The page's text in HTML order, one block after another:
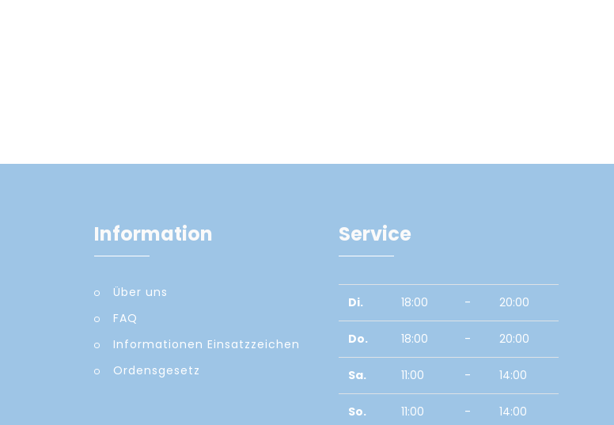
Information
Über uns
FAQ
Informationen Einsatzzeichen
Ordensgesetz
Service
Di. 18:00 - 20:00
Do. 18:00 - 20:00
Sa. 11:00 - 14:00
So. 11:00 - 14:00